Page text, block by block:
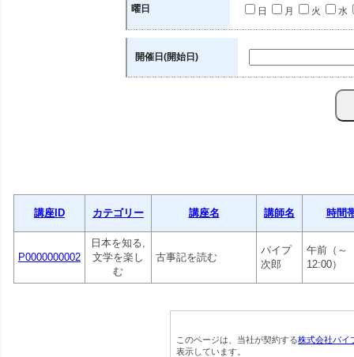
曜日 日 月 火 水
開催日(開始日)
講座ID カテゴリー 講座名 講師名 時間
P0000000002
日本を知る,
文学を楽し
む
古事記を読む
パイプ
次郎
午前（～
12:00）
このページは、当社が契約する株式会社パイ
表示しています。